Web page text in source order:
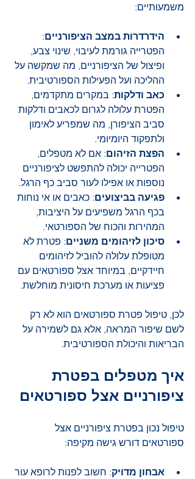
משמעותיים:
הידרדרות במצב הציפורניים:
הפטרייה גורמת לעיבוי, שינוי צבע,
ופיצול של הציפורניים, מה שמקשה על
ההליכה ועל הפעילות הספורטיבית.
כאב ודלקות: במקרים מתקדמים,
הפטרת עלולה לגרום לכאבים ודלקות
סביב הציפורן, מה שמפריע לאימון
ולתפקוד היומיומי.
הפצת הזיהום: אם לא מטפלים,
הפטרייה יכולה להתפשט לציפורניים
נוספות או אפילו לעור סביב כף הרגל.
פגיעה בביצועים: כאבים או אי נוחות
בכף הרגל משפיעים על היציבות,
המהירות והכוח של הספורטאי.
סיכון לזיהומים משניים: פטרת לא
מטופלת עלולה להוביל לזיהומים
חיידקיים, במיוחד אצל ספורטאים עם
פציעות או מערכת חיסונית מוחלשת.
לכן, טיפול פטרת ספורטאים הוא לא רק
לשם שיפור המראה, אלא גם לשמירה על
הבריאות והיכולת הספורטיבית.
איך מטפלים בפטרת
ציפורניים אצל ספורטאים
טיפול נכון בפטרת ציפורניים אצל
ספורטאים דורש גישה מקיפה:
אבחון מדויק: חשוב לפנות לרופא עור